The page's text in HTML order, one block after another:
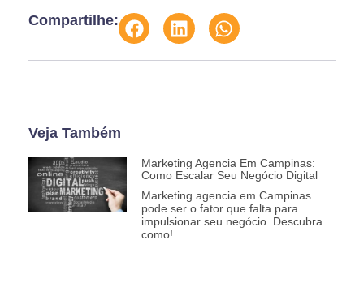
Compartilhe:
Veja Também
Marketing Agencia Em Campinas:
Como Escalar Seu Negócio Digital
Marketing agencia em Campinas
pode ser o fator que falta para
impulsionar seu negócio. Descubra
como!